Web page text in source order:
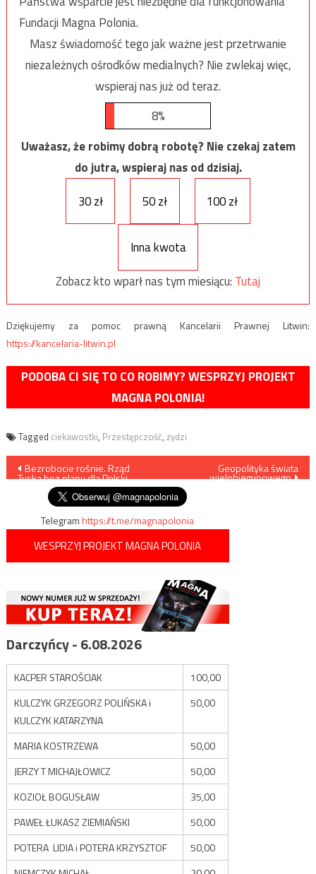
Fundacji Magna Polonia.
Masz świadomość tego jak ważne jest przetrwanie
niezależnych ośrodków medialnych? Nie zwlekaj więc,
wspieraj nas już od teraz.
8%
Uważasz, że robimy dobrą robotę? Nie czekaj zatem
do jutra, wspieraj nas od dzisiaj.
30 zł
50 zł 100 zł
Inna kwota
Zobacz kto wparł nas tym miesiącu: Tutaj
Dziękujemy za pomoc prawną Kancelarii Prawnej Litwin:
https://kancelaria-litwin.pl
PODOBA CI SIĘ TO CO ROBIMY? WESPRZYJ PROJEKT
MAGNA POLONIA!
Tagged ciekawostki, Przestępczość, żydzi
Nawigacja
wpisu
Bezrobocie rośnie. Rząd
Tuska bez planu dla Polski
Geopolityka świata
wielobiegunowego
Telegramhttps://t.me/magnapolonia
WESPRZYJ PROJEKT MAGNA POLONIA
Darczyńcy - 6.08.2026
KACPER STAROŚCIAK
100,00
KULCZYK GRZEGORZ POLIŃSKA i
KULCZYK KATARZYNA
50,00
MARIA KOSTRZEWA
50,00
JERZY T MICHAJŁOWICZ
50,00
KOZIOŁ BOGUSŁAW
35,00
PAWEŁ ŁUKASZ ZIEMIAŃSKI
50,00
POTERA LIDIA i POTERA KRZYSZTOF
50,00